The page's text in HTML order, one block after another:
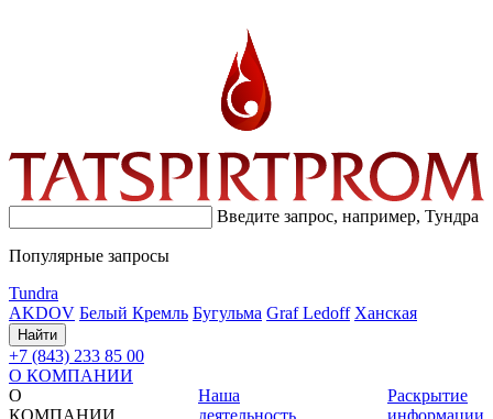
Введите запрос, например, Тундра
Популярные запросы
Tundra
AKDOV Белый Кремль Бугульма Graf Ledoff Ханская
Найти
+7 (843) 233 85 00
О КОМПАНИИ
О
КОМПАНИИ
Наша
деятельность
Раскрытие
информации